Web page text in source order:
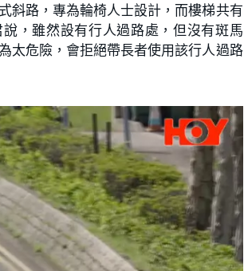
斜路，專為輪椅人士設計，而樓梯共有
，雖然設有行人過路處，但沒有斑馬
太危險，會拒絕帶長者使用該行人過路